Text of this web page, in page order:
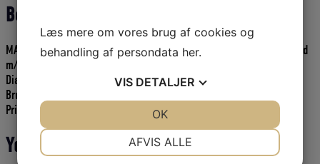
antal
Beskrivelse
MASTER FALD er en krydsflettet polyester faldline, dobbelt flettet, hvid
m/ rød nist.
Diameter: 8 mm.
Brudstyrke: 1030 kg.
Pris pr. meter.
Yderligere information
Læs mere om vores brug af cookies og
behandling af persondata her.
VIS DETALJER
AFVIS ALLE
OK